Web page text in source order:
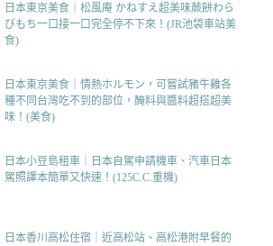
日本東京美食｜松風庵 かねすえ超美味蕨餅わら
びもち一口接一口完全停不下來！(JR池袋車站美
食)
日本東京美食｜情熱ホルモン，可嘗試豬牛雞各
種不同台灣吃不到的部位，醃料與醬料超搭超美
味！(美食)
日本小豆島租車｜日本自駕申請機車、汽車日本
駕照譯本簡單又快速！(125C.C.重機)
日本香川高松住宿｜近高松站、高松港附早餐的